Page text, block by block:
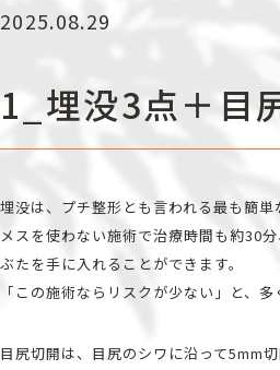
2025.08.29
1_埋没3点＋目
埋没は、プチ整形とも言われる最も簡単
メスを使わない施術で治療時間も約30
ぶたを手に入れることができます。
「この施術ならリスクが少ない」と、
目尻切開は、目尻のシワに沿って5mm